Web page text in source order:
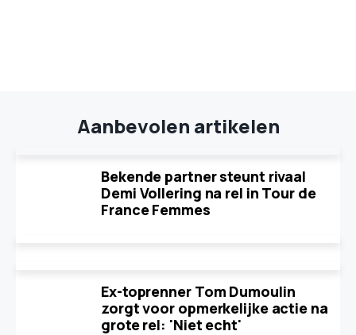
Aanbevolen artikelen
Bekende partner steunt rivaal
Demi Vollering na rel in Tour de
France Femmes
Ex-toprenner Tom Dumoulin
zorgt voor opmerkelijke actie na
grote rel: 'Niet echt'